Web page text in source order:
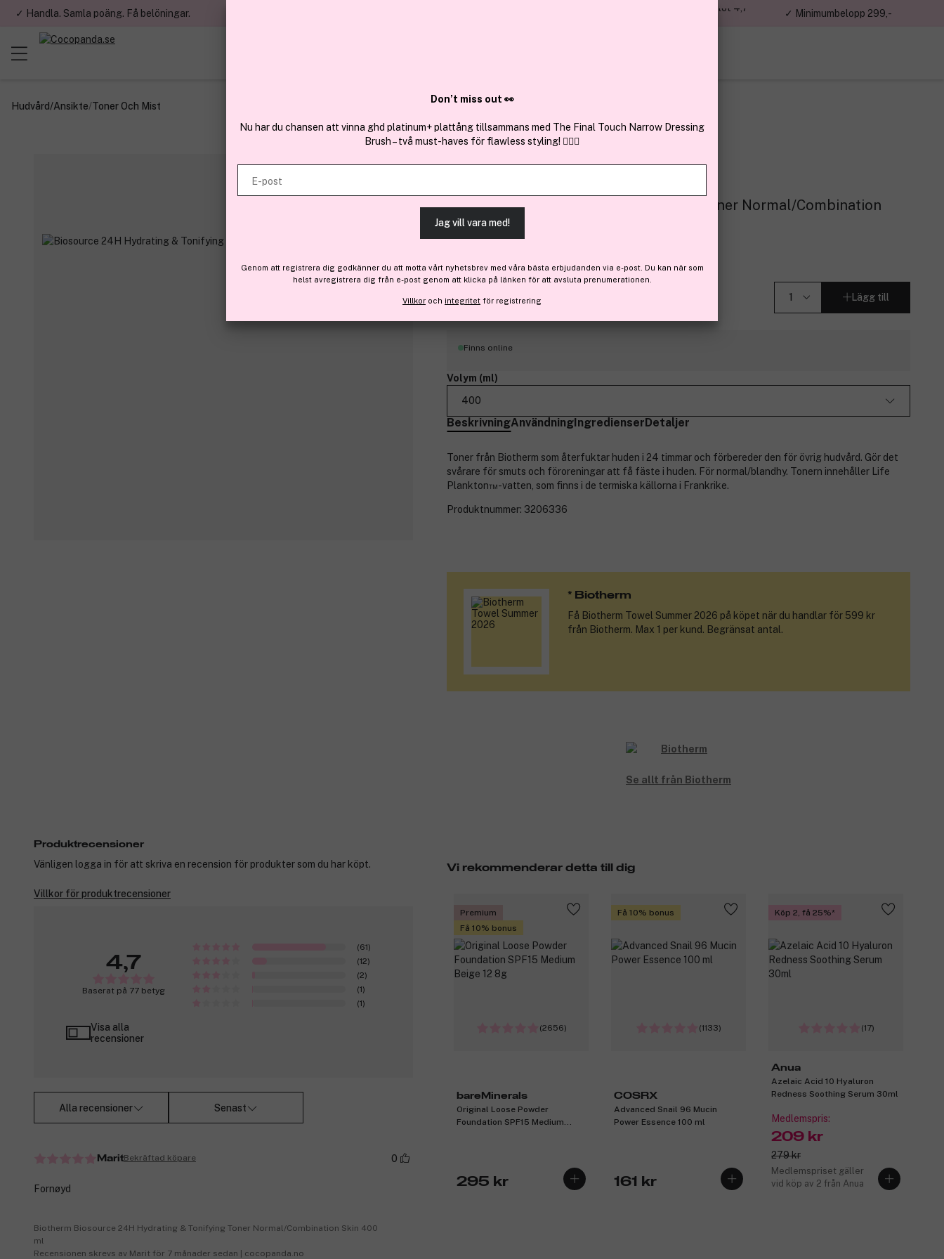
✓ Handla. Samla poäng. Få belöningar.
✓ Över 1,5 miljon kunder – Trustpilot 4,7
✓ Minimumbelopp 299,-
Hudvård/Ansikte/Toner Och Mist
Biosource 24H Hydrating & Tonifying Toner Normal/Combination
Skin 400 ml
(77)
-15%
Före: 344 kr
Lägg till
Finns online
Volym (ml)
400
BeskrivningAnvändningIngredienserDetaljer
Toner från Biotherm som återfuktar huden i 24 timmar och förbereder den för övrig hudvård. Gör det
svårare för smuts och föroreningar att få fäste i huden. För normal/blandhy. Tonern innehåller Life
Plankton™-vatten, som finns i de termiska källorna i Frankrike.
Produktnummer: 3206336
* Biotherm
Få Biotherm Towel Summer 2026 på köpet när du handlar för 599 kr
från Biotherm. Max 1 per kund. Begränsat antal.
Se allt från Biotherm
Vi rekommenderar detta till dig
Premium
Få 10% bonus
(2656)
bareMinerals
Original Loose Powder
Foundation SPF15 Medium
295 kr
Få 10% bonus
(1133)
COSRX
Advanced Snail 96 Mucin
Power Essence 100 ml
161 kr
Köp 2, få 25%
(17)
Anua
Azelaic Acid 10 Hyaluron
Redness Soothing Serum 30ml
Medlemspris:
209 kr
279 kr
Medlemspriset gäller
vid köp av 2 från Anua
Produktrecensioner
Vänligen logga in för att skriva en recension för produkter som du har köpt.
Villkor för produktrecensioner
4,7
Baserat på 77 betyg
(61)
(12)
(2)
(1)
(1)
Visa alla
recensioner
Alla recensioner Senast
MaritBekräftad köpare 0
Fornøyd
Biotherm Biosource 24H Hydrating & Tonifying Toner Normal/Combination Skin 400
ml
Recensionen skrevs av Marit för 7 månader sedan | cocopanda.no
Don’t miss out 👀
Nu har du chansen att vinna ghd platinum+ plattång tillsammans med The Final Touch Narrow Dressing
Brush – två must-haves för flawless styling! 💇‍♀️✨
E-post
Jag vill vara med!
Genom att registrera dig godkänner du att motta vårt nyhetsbrev med våra bästa erbjudanden via e-post. Du kan när som
helst avregistrera dig från e-post genom att klicka på länken för att avsluta prenumerationen.
Villkor och integritet för registrering